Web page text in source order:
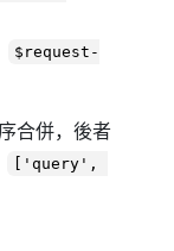
$request-
合併，後者
['query',